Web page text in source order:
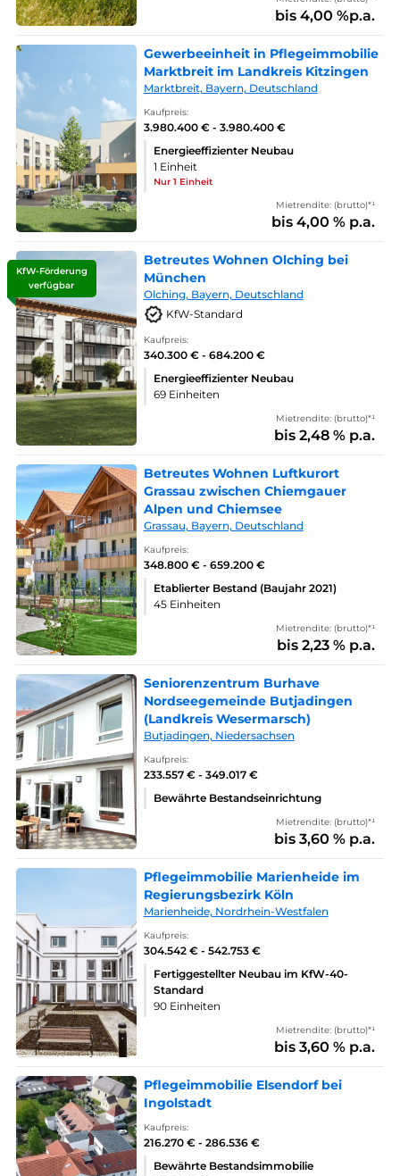
bis 4,00 %p.a.
Gewerbeeinheit in Pflegeimmobilie
Marktbreit im Landkreis Kitzingen
Marktbreit, Bayern, Deutschland
Kaufpreis:
3.980.400 € - 3.980.400 €
Energieeffizienter Neubau
1 Einheit
Nur 1 Einheit
Mietrendite: (brutto)*¹
bis 4,00 % p.a.
KfW-Förderung
verfügbar
Betreutes Wohnen Olching bei
München
Olching, Bayern, Deutschland
KfW-Standard
Kaufpreis:
340.300 € - 684.200 €
Energieeffizienter Neubau
69 Einheiten
Mietrendite: (brutto)*¹
bis 2,48 % p.a.
Betreutes Wohnen Luftkurort
Grassau zwischen Chiemgauer
Alpen und Chiemsee
Grassau, Bayern, Deutschland
Kaufpreis:
348.800 € - 659.200 €
Etablierter Bestand (Baujahr 2021)
45 Einheiten
Mietrendite: (brutto)*¹
bis 2,23 % p.a.
Seniorenzentrum Burhave
Nordseegemeinde Butjadingen
(Landkreis Wesermarsch)
Butjadingen, Niedersachsen
Kaufpreis:
233.557 € - 349.017 €
Bewährte Bestandseinrichtung
Mietrendite: (brutto)*¹
bis 3,60 % p.a.
Pflegeimmobilie Marienheide im
Regierungsbezirk Köln
Marienheide, Nordrhein-Westfalen
Kaufpreis:
304.542 € - 542.753 €
Fertiggestellter Neubau im KfW-40-
Standard
90 Einheiten
Mietrendite: (brutto)*¹
bis 3,60 % p.a.
Pflegeimmobilie Elsendorf bei
Ingolstadt
Kaufpreis:
216.270 € - 286.536 €
Bewährte Bestandsimmobilie